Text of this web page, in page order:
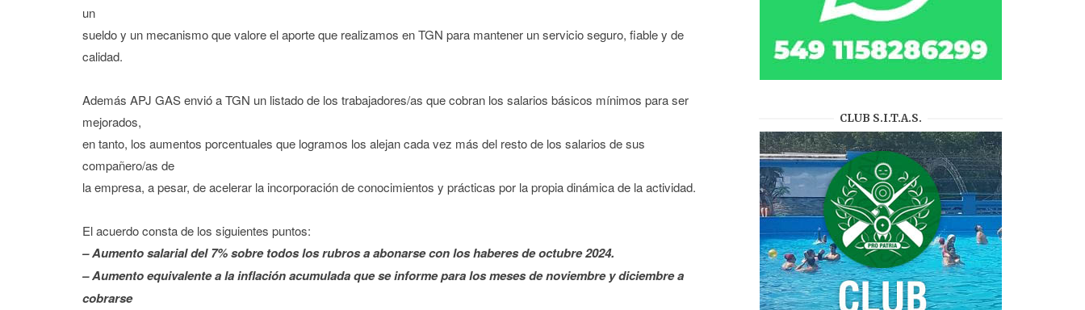
un
sueldo y un mecanismo que valore el aporte que realizamos en TGN para mantener un servicio seguro, fiable y de
calidad.
Además APJ GAS envió a TGN un listado de los trabajadores/as que cobran los salarios básicos mínimos para ser
mejorados,
en tanto, los aumentos porcentuales que logramos los alejan cada vez más del resto de los salarios de sus
compañero/as de
la empresa, a pesar, de acelerar la incorporación de conocimientos y prácticas por la propia dinámica de la actividad.
El acuerdo consta de los siguientes puntos:
– Aumento salarial del 7% sobre todos los rubros a abonarse con los haberes de octubre 2024.
– Aumento equivalente a la inflación acumulada que se informe para los meses de noviembre y diciembre a
cobrarse
CLUB S.I.T.A.S.